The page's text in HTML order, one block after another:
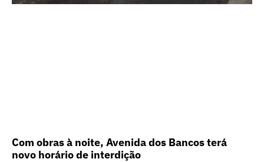
Com obras à noite, Avenida dos Bancos terá
novo horário de interdição